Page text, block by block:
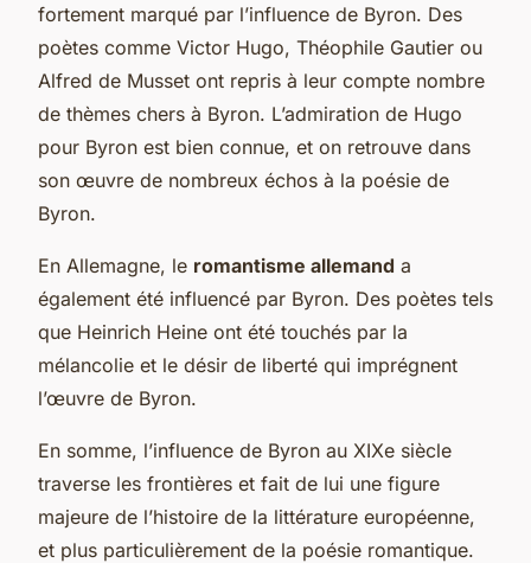
fortement marqué par l’influence de Byron. Des
poètes comme Victor Hugo, Théophile Gautier ou
Alfred de Musset ont repris à leur compte nombre
de thèmes chers à Byron. L’admiration de Hugo
pour Byron est bien connue, et on retrouve dans
son œuvre de nombreux échos à la poésie de
Byron.
En Allemagne, le romantisme allemand a
également été influencé par Byron. Des poètes tels
que Heinrich Heine ont été touchés par la
mélancolie et le désir de liberté qui imprégnent
l’œuvre de Byron.
En somme, l’influence de Byron au XIXe siècle
traverse les frontières et fait de lui une figure
majeure de l’histoire de la littérature européenne,
et plus particulièrement de la poésie romantique.